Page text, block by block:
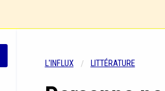
L'INFLUX LITTÉRATURE